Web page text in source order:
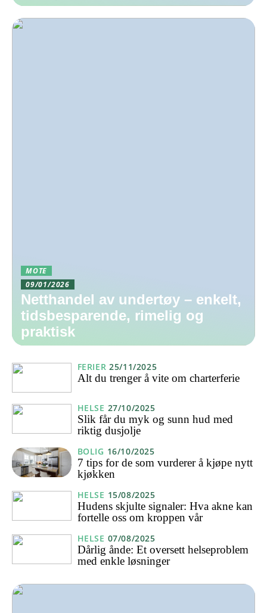
MOTE
09/01/2026
Netthandel av undertøy – enkelt,
tidsbesparende, rimelig og
praktisk
FERIER 25/11/2025
Alt du trenger å vite om charterferie
HELSE 27/10/2025
Slik får du myk og sunn hud med
riktig dusjolje
BOLIG 16/10/2025
7 tips for de som vurderer å kjøpe nytt
kjøkken
HELSE 15/08/2025
Hudens skjulte signaler: Hva akne kan
fortelle oss om kroppen vår
HELSE 07/08/2025
Dårlig ånde: Et oversett helseproblem
med enkle løsninger